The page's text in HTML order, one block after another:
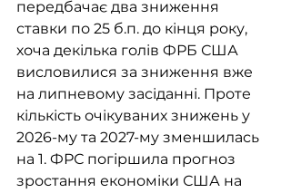
передбачає два зниження
ставки по 25 б.п. до кінця року,
хоча декілька голів ФРБ США
висловилися за зниження вже
на липневому засіданні. Проте
кількість очікуваних знижень у
2026-му та 2027-му зменшилась
на 1. ФРС погіршила прогноз
зростання економіки США на